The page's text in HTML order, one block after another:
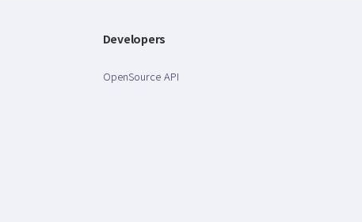
Developers
OpenSource API